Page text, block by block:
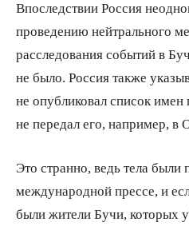
Впоследствии Россия
проведению нейтрального
расследования событий в
не было. Россия также
не опубликовал список
не передал его, например, в
Это странно, ведь тела были
международной прессе, и
были жители Бучи, которых